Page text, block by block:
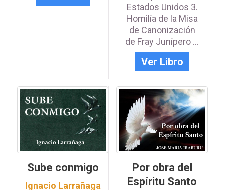
Estados Unidos 3.
Homilía de la Misa
de Canonización
de Fray Junípero ...
Ver Libro
Sube conmigo
Ignacio Larrañaga
Por obra del
Espíritu Santo